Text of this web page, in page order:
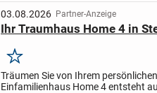
03.08.2026 Partner-Anzeige
Ihr Traumhaus Home 4 in
Merken
Träumen Sie von Ihrem
Einfamilienhaus Home 4 entsteht